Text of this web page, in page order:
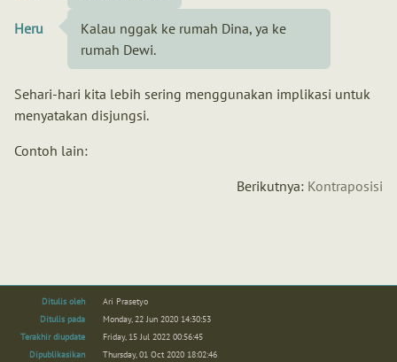
Heru
Kalau nggak ke rumah Dina, ya ke
rumah Dewi.
Sehari-hari kita lebih sering menggunakan implikasi untuk
menyatakan disjungsi.
Contoh lain:
Berikutnya: Kontraposisi
Ditulis oleh
Ari Prasetyo
Ditulis pada
Monday, 22 Jun 2020 14:30:53
Terakhir diupdate
Friday, 15 Jul 2022 00:56:45
Dipublikasikan
Thursday, 01 Oct 2020 18:02:46